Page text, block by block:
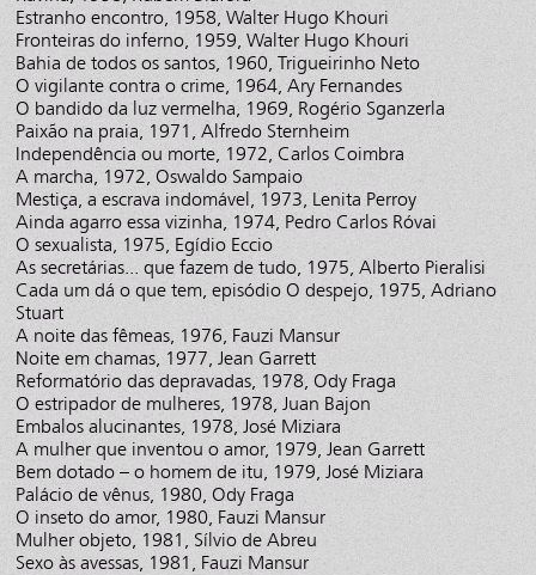
Estranho encontro, 1958, Walter Hugo Khouri
Fronteiras do inferno, 1959, Walter Hugo Khouri
Bahia de todos os santos, 1960, Trigueirinho Neto
O vigilante contra o crime, 1964, Ary Fernandes
O bandido da luz vermelha, 1969, Rogério Sganzerla
Paixão na praia, 1971, Alfredo Sternheim
Independência ou morte, 1972, Carlos Coimbra
A marcha, 1972, Oswaldo Sampaio
Mestiça, a escrava indomável, 1973, Lenita Perroy
Ainda agarro essa vizinha, 1974, Pedro Carlos Róvai
O sexualista, 1975, Egídio Eccio
As secretárias... que fazem de tudo, 1975, Alberto Pieralisi
Cada um dá o que tem, episódio O despejo, 1975, Adriano
Stuart
A noite das fêmeas, 1976, Fauzi Mansur
Noite em chamas, 1977, Jean Garrett
Reformatório das depravadas, 1978, Ody Fraga
O estripador de mulheres, 1978, Juan Bajon
Embalos alucinantes, 1978, José Miziara
A mulher que inventou o amor, 1979, Jean Garrett
Bem dotado – o homem de itu, 1979, José Miziara
Palácio de vênus, 1980, Ody Fraga
O inseto do amor, 1980, Fauzi Mansur
Mulher objeto, 1981, Sílvio de Abreu
Sexo às avessas, 1981, Fauzi Mansur